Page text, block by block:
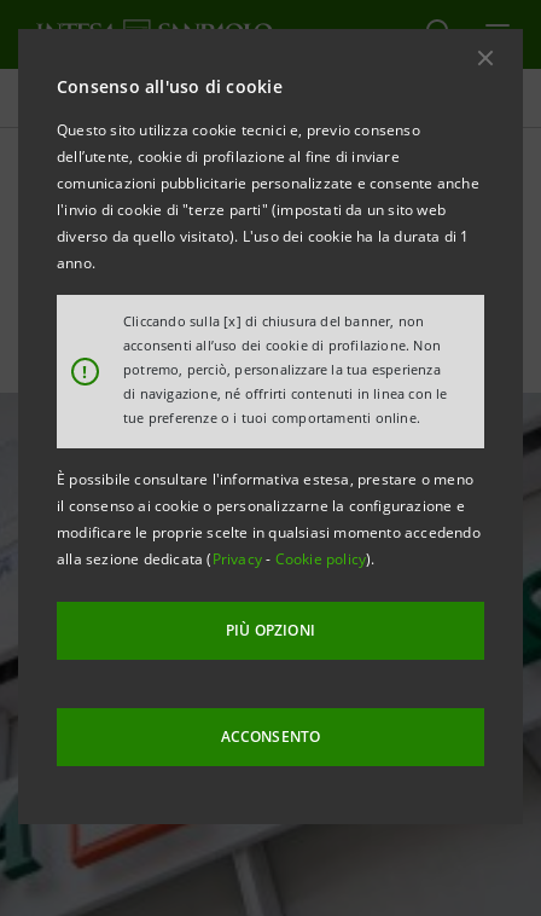
Consenso all'uso di cookie
Questo sito utilizza cookie tecnici e, previo consenso
dell’utente, cookie di profilazione al fine di inviare
comunicazioni pubblicitarie personalizzate e consente anche
l'invio di cookie di "terze parti" (impostati da un sito web
diverso da quello visitato). L'uso dei cookie ha la durata di 1
anno.
!
Cliccando sulla [x] di chiusura del banner, non
acconsenti all’uso dei cookie di profilazione. Non
potremo, perciò, personalizzare la tua esperienza
di navigazione, né offrirti contenuti in linea con le
tue preferenze o i tuoi comportamenti online.
È possibile consultare l'informativa estesa, prestare o meno
il consenso ai cookie o personalizzarne la configurazione e
modificare le proprie scelte in qualsiasi momento accedendo
alla sezione dedicata (Privacy- Cookie policy).
PIÙ OPZIONI
ACCONSENTO
Ultime notizie e approfondimenti
Intesa Sanpaolo aderisce a
"M’illumino di Meno" 2020